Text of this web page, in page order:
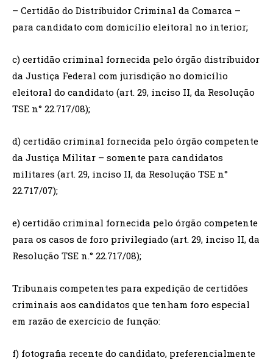
– Certidão do Distribuidor Criminal da Comarca –
para candidato com domicílio eleitoral no interior;
c) certidão criminal fornecida pelo órgão distribuidor
da Justiça Federal com jurisdição no domicílio
eleitoral do candidato (art. 29, inciso II, da Resolução
TSE n° 22.717/08);
d) certidão criminal fornecida pelo órgão competente
da Justiça Militar – somente para candidatos
militares (art. 29, inciso II, da Resolução TSE n°
22.717/07);
e) certidão criminal fornecida pelo órgão competente
para os casos de foro privilegiado (art. 29, inciso II, da
Resolução TSE n.° 22.717/08);
Tribunais competentes para expedição de certidões
criminais aos candidatos que tenham foro especial
em razão de exercício de função:
f) fotografia recente do candidato, preferencialmente